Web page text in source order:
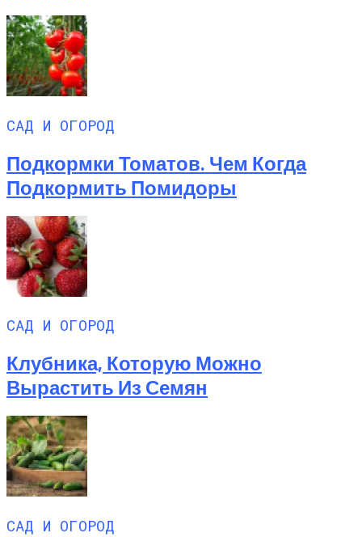
САД И ОГОРОД
Подкормки Томатов. Чем Когда
Подкормить Помидоры
САД И ОГОРОД
Клубника, Которую Можно
Вырастить Из Семян
САД И ОГОРОД